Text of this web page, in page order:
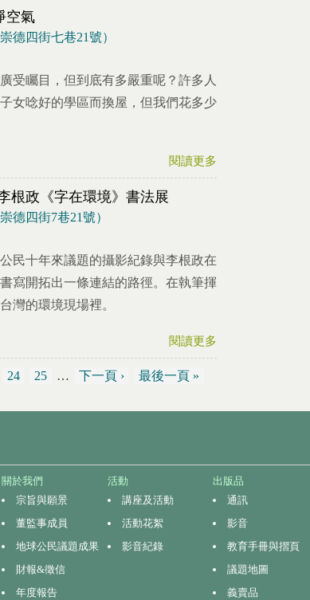
空氣
德四街七巷21號）
受矚目，但到底有多嚴重呢？許多人
女唸好的學區而換屋，但我們花多少
閱讀更多
根政《字在環境》書法展
德四街7巷21號）
民十年來議題的攝影紀錄與李根政在
寫開拓出一條連結的路徑。在執筆揮
灣的環境現場裡。
閱讀更多
24 25 … 下一頁 › 最後一頁 »
關於我們
宗旨與願景
董監事成員
地球公民議題成果
財報&徵信
年度報告
活動
講座及活動
活動花絮
影音紀錄
出版品
通訊
影音
教育手冊與摺頁
議題地圖
義賣品